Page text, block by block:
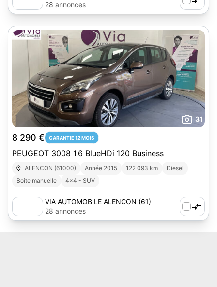
28 annonces
31
8 290 € GARANTIE 12 MOIS
PEUGEOT 3008 1.6 BlueHDi 120 Business
ALENCON (61000) Année 2015 122 093 km
Diesel
Boîte manuelle
4x4 - SUV
VIA AUTOMOBILE ALENCON (61)
28 annonces